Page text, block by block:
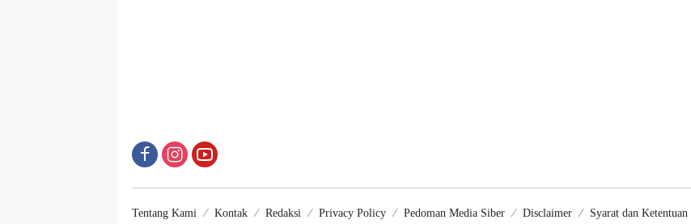
Tentang Kami Kontak Redaksi Privacy Policy Pedoman Media Siber Disclaimer Syarat dan Ketentuan